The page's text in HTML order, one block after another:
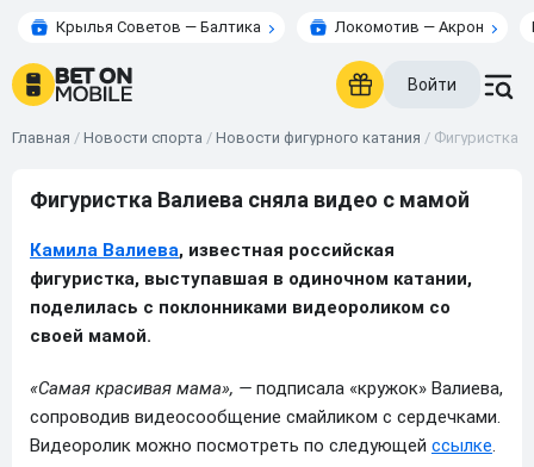
Крылья Советов — Балтика Локомотив — Акрон
Войти
Главная / Новости спорта / Новости фигурного катания / Фигуристка
Фигуристка Валиева сняла видео с мамой
Камила Валиева, известная российская
фигуристка, выступавшая в одиночном катании,
поделилась с поклонниками видеороликом со
своей мамой.
«Самая красивая мама», — подписала «кружок» Валиева,
сопроводив видеосообщение смайликом с сердечками.
Видеоролик можно посмотреть по следующей ссылке.